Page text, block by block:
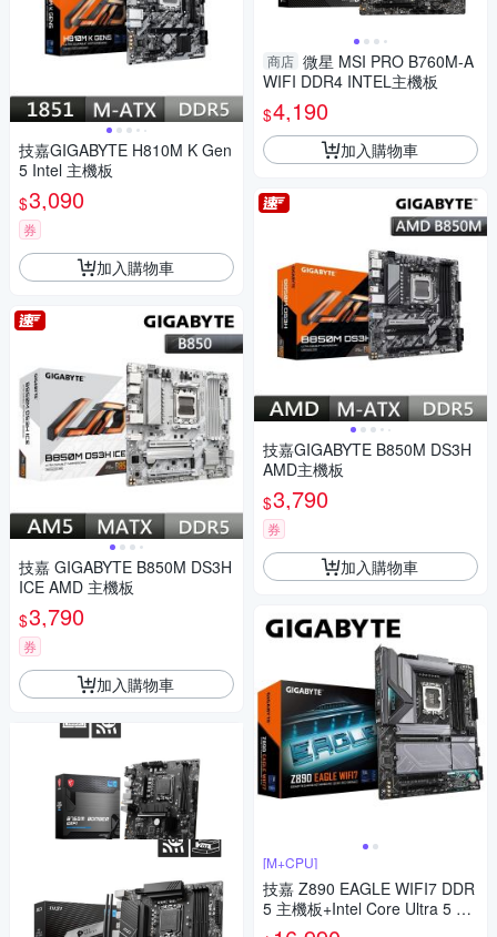
技嘉GIGABYTE H810M K Gen
5 Intel 主機板
$3,090
券
加入購物車
技嘉 GIGABYTE B850M DS3H
ICE AMD 主機板
$3,790
券
加入購物車
商店 微星 MSI PRO B760M-A
WIFI DDR4 INTEL主機板
$4,190
加入購物車
技嘉GIGABYTE B850M DS3H
AMD主機板
$3,790
券
加入購物車
[M+CPU]
技嘉 Z890 EAGLE WIFI7 DDR
5 主機板+Intel Core Ultra 5 25
0K Plus【18核】